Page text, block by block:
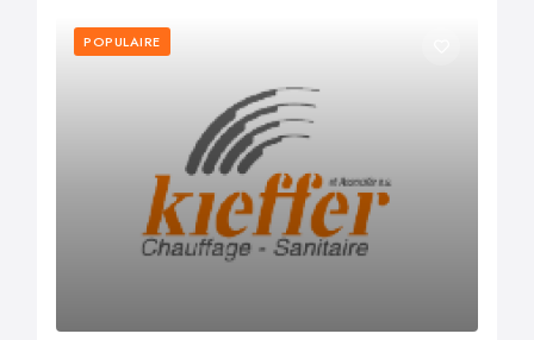
POPULAIRE